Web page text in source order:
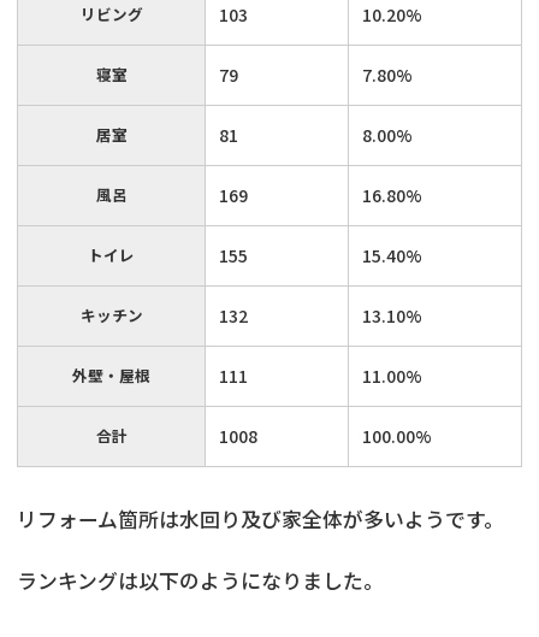
リビング 103 10.20%
寝室 79 7.80%
居室 81 8.00%
風呂 169 16.80%
トイレ 155 15.40%
キッチン 132 13.10%
外壁・屋根 111 11.00%
合計 1008 100.00%
リフォーム箇所は水回り及び家全体が多いようです。
ランキングは以下のようになりました。